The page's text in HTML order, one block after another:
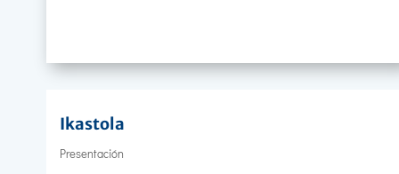
Ikastola
Presentación